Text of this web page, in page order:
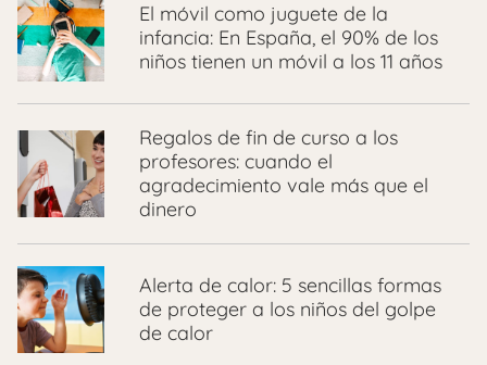
El móvil como juguete de la
infancia: En España, el 90% de los
niños tienen un móvil a los 11 años
Regalos de fin de curso a los
profesores: cuando el
agradecimiento vale más que el
dinero
Alerta de calor: 5 sencillas formas
de proteger a los niños del golpe
de calor